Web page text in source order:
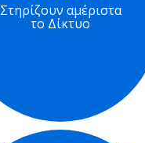
Στηρίζουν αμέριστα
το Δίκτυο